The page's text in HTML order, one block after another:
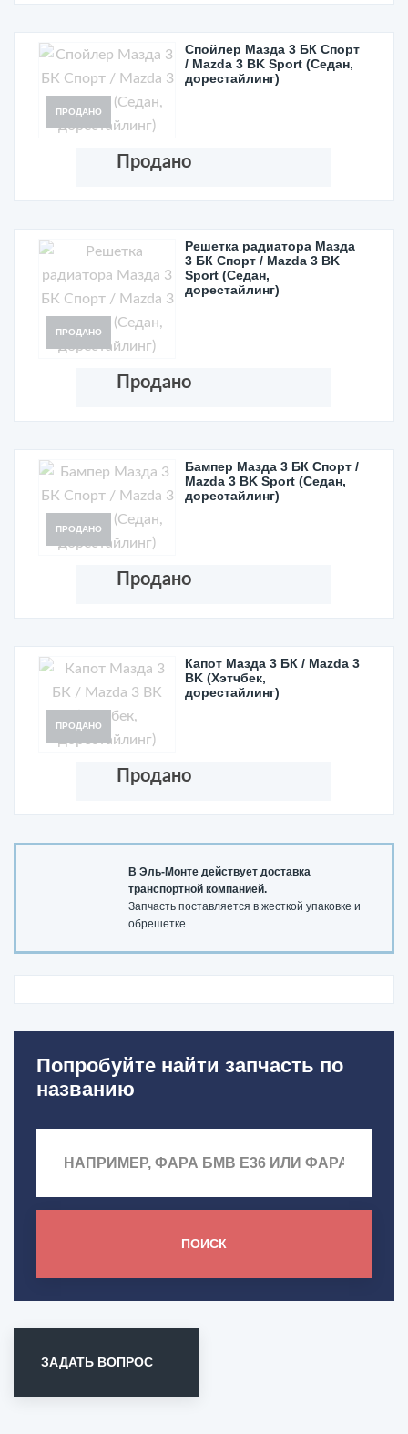
ПРОДАНО
Спойлер Мазда 3 БК Спорт
/ Mazda 3 BK Sport (Седан,
дорестайлинг)
Продано
ПРОДАНО
Решетка радиатора Мазда
3 БК Спорт / Mazda 3 BK
Sport (Седан,
дорестайлинг)
Продано
ПРОДАНО
Бампер Мазда 3 БК Спорт /
Mazda 3 BK Sport (Седан,
дорестайлинг)
Продано
ПРОДАНО
Капот Мазда 3 БК / Mazda 3
BK (Хэтчбек,
дорестайлинг)
Продано
В Эль-Монте действует доставка
транспортной компанией.
Запчасть поставляется в жесткой упаковке и
обрешетке.
Попробуйте найти запчасть по
названию
ПОИСК
ЗАДАТЬ ВОПРОС